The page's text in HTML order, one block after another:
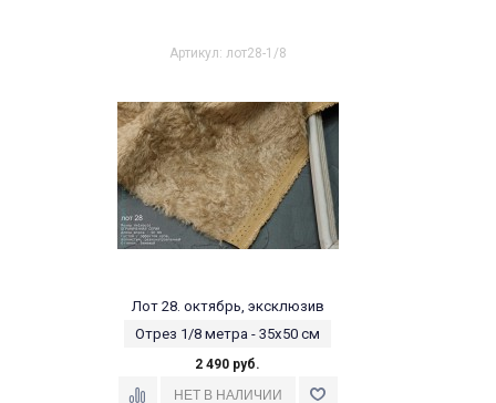
Артикул: лот28-1/8
Лот 28. октябрь, эксклюзив
Отрез 1/8 метра - 35х50 см
2 490 руб.